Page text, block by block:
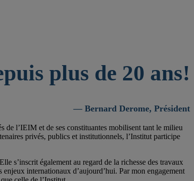
plus de 20 ans!
— Bernard Derome, Président
de l’IEIM et de ses constituantes mobilisent tant le milieu
privés, publics et institutionnels, l’Institut participe
s’inscrit également au regard de la richesse des travaux
enjeux internationaux d’aujourd’hui. Par mon engagement